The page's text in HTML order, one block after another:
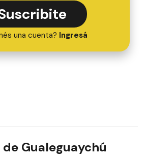
una cuenta? Ingresá
de Gualeguaychú